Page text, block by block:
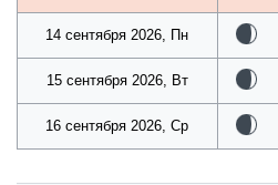
14 сентября 2026, Пн
15 сентября 2026, Вт
16 сентября 2026, Ср